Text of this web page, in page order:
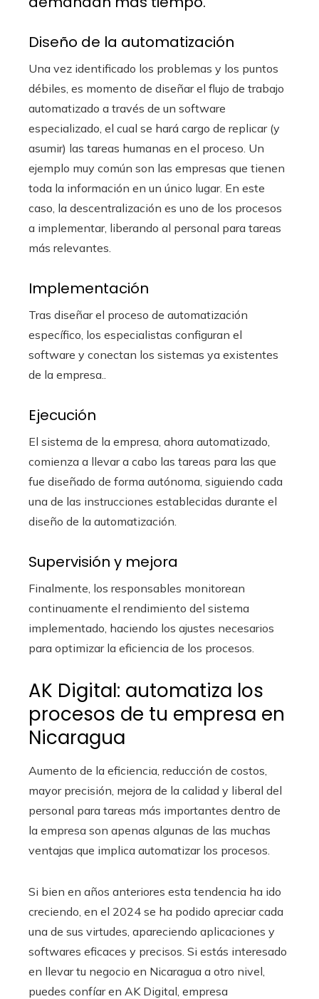
Diseño de la automatización
Una vez identificado los problemas y los puntos
débiles, es momento de diseñar el flujo de trabajo
automatizado a través de un software
especializado, el cual se hará cargo de replicar (y
asumir) las tareas humanas en el proceso. Un
ejemplo muy común son las empresas que tienen
toda la información en un único lugar. En este
caso, la descentralización es uno de los procesos
a implementar, liberando al personal para tareas
más relevantes.
Implementación
Tras diseñar el proceso de automatización
específico, los especialistas configuran el
software y conectan los sistemas ya existentes
de la empresa..
Ejecución
El sistema de la empresa, ahora automatizado,
comienza a llevar a cabo las tareas para las que
fue diseñado de forma autónoma, siguiendo cada
una de las instrucciones establecidas durante el
diseño de la automatización.
Supervisión y mejora
Finalmente, los responsables monitorean
continuamente el rendimiento del sistema
implementado, haciendo los ajustes necesarios
para optimizar la eficiencia de los procesos.
AK Digital: automatiza los
procesos de tu empresa en
Nicaragua
Aumento de la eficiencia, reducción de costos,
mayor precisión, mejora de la calidad y liberal del
personal para tareas más importantes dentro de
la empresa son apenas algunas de las muchas
ventajas que implica automatizar los procesos.
Si bien en años anteriores esta tendencia ha ido
creciendo, en el 2024 se ha podido apreciar cada
una de sus virtudes, apareciendo aplicaciones y
softwares eficaces y precisos. Si estás interesado
en llevar tu negocio en Nicaragua a otro nivel,
puedes confíar en AK Digital, empresa